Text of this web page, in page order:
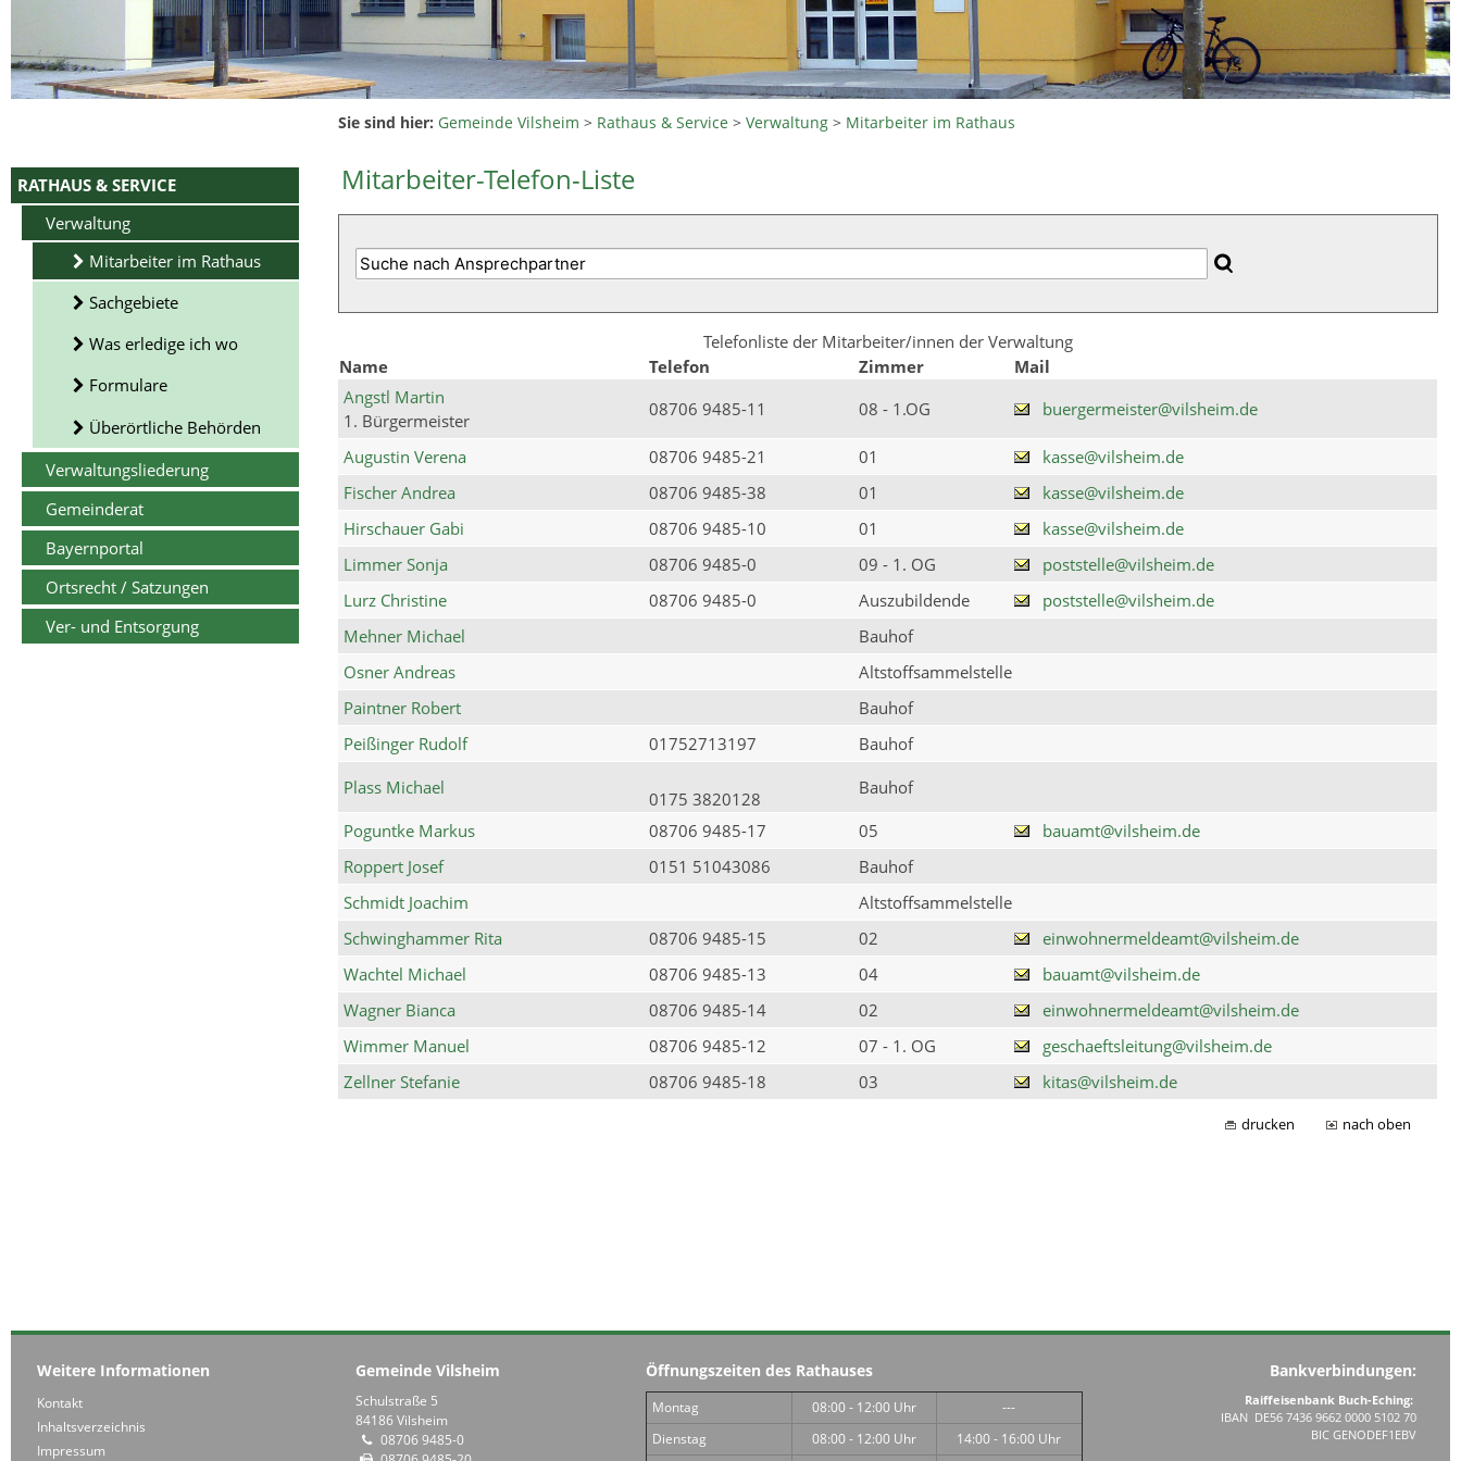
RATHAUS & SERVICE
Verwaltung
Mitarbeiter im Rathaus
Sachgebiete
Was erledige ich wo
Formulare
Überörtliche Behörden
Verwaltungsliederung
Gemeinderat
Bayernportal
Ortsrecht / Satzungen
Ver- und Entsorgung
Sie sind hier: Gemeinde Vilsheim > Rathaus & Service >Verwaltung > Mitarbeiter im Rathaus
Mitarbeiter-Telefon-Liste
Telefonliste der Mitarbeiter/innen der Verwaltung
Name
Telefon Zimmer
Mail
Angstl Martin
1. Bürgermeister
08706 9485-11 08 - 1.OG buergermeister@vilsheim.de
Augustin Verena 08706 9485-21 01
kasse@vilsheim.de
Fischer Andrea
08706 9485-38 01
kasse@vilsheim.de
Hirschauer Gabi
08706 9485-10 01
kasse@vilsheim.de
Limmer Sonja
08706 9485-0 09 - 1. OG
poststelle@vilsheim.de
Lurz Christine
08706 9485-0 Auszubildende
poststelle@vilsheim.de
Mehner Michael
Bauhof
Osner Andreas
Altstoffsammelstelle
Paintner Robert
Bauhof
Peißinger Rudolf
01752713197
Bauhof
Plass Michael
0175 3820128
Bauhof
Poguntke Markus
08706 9485-17 05
bauamt@vilsheim.de
Roppert Josef
0151 51043086
Bauhof
Schmidt Joachim
Altstoffsammelstelle
Schwinghammer Rita
08706 9485-15 02
einwohnermeldeamt@vilsheim.de
Wachtel Michael
08706 9485-13 04
bauamt@vilsheim.de
Wagner Bianca
08706 9485-14 02
einwohnermeldeamt@vilsheim.de
Wimmer Manuel
08706 9485-12 07 - 1. OG
geschaeftsleitung@vilsheim.de
Zellner Stefanie
08706 9485-18 03 kitas@vilsheim.de
drucken nach oben
Weitere Informationen
Kontakt
Inhaltsverzeichnis
Impressum
Gemeinde Vilsheim
Schulstraße 5
84186 Vilsheim
08706 9485-0
Öffnungszeiten des Rathauses
Montag 08:00 - 12:00 Uhr
---
Dienstag
08:00 - 12:00 Uhr
14:00 - 16:00 Uhr
Bankverbindungen:
Raiffeisenbank Buch-Eching:
IBAN DE56 7436 9662 0000 5102 70
BIC GENODEF1EBV